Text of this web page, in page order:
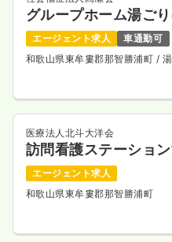
グループホーム湯ご
エージェント求人
車通勤可
和歌山県東牟婁郡那智勝浦町 /
医療法人北斗大洋会
訪問看護ステーショ
エージェント求人
和歌山県東牟婁郡那智勝浦町